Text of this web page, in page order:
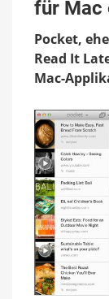
für Mac
Pocket,
Read It
Mac-